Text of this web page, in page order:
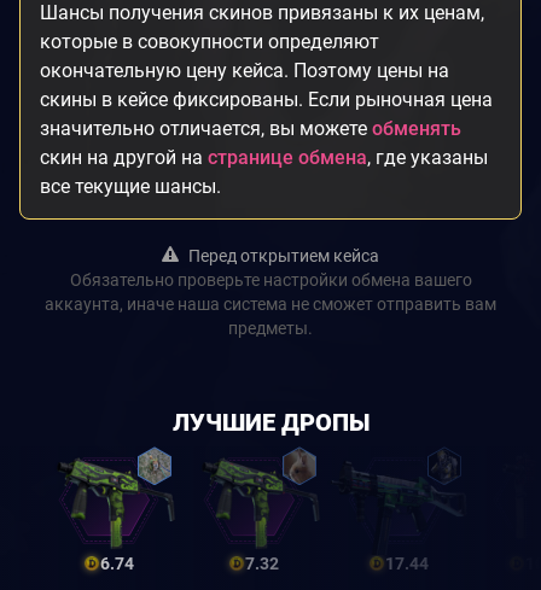
Шансы получения скинов привязаны к их ценам,
которые в совокупности определяют
окончательную цену кейса. Поэтому цены на
скины в кейсе фиксированы. Если рыночная цена
значительно отличается, вы можете обменять
скин на другой на странице обмена, где указаны
все текущие шансы.
Перед открытием кейса
Обязательно проверьте настройки обмена вашего
аккаунта, иначе наша система не сможет отправить вам
предметы.
ЛУЧШИЕ ДРОПЫ
6.74 7.32 17.44